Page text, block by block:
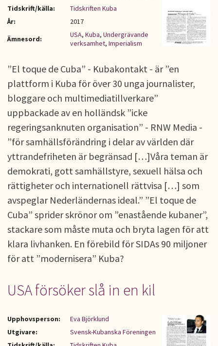
Tidskrift/källa:
Tidskriften Kuba
År:
2017
Ämnesord:
USA, Kuba, Undergrävande
verksamhet, Imperialism
”El toque de Cuba” - Kubakontakt - är ”en
plattform i Kuba för över 30 unga journalister,
bloggare och multimediatillverkare”
uppbackade av en holländsk ”icke
regeringsanknuten organisation” - RNW Media -
”för samhällsförändring i delar av världen där
yttrandefriheten är begränsad […]Våra teman är
demokrati, gott samhällstyre, sexuell hälsa och
rättigheter och internationell rättvisa […] som
avspeglar Nederländernas ideal.” ”El toque de
Cuba” sprider skrönor om ”enastående kubaner”,
stackare som måste muta och bryta lagen för att
klara livhanken. En förebild för SIDAs 90 miljoner
för att ”modernisera” Kuba?
USA försöker slå in en kil
Upphovsperson:
Eva Björklund
Utgivare:
Svensk-Kubanska Föreningen